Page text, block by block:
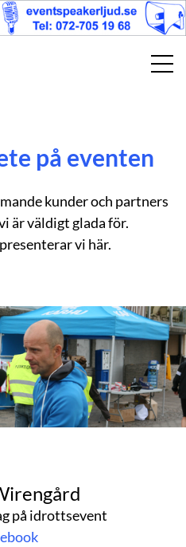
på eventen
kunder och partners
är väldigt glada för.
vi här.
på idrottsevent